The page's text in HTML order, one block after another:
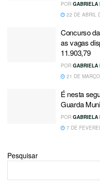
POR GABRIELA
22 DE ABRIL
Concurso
as vagas
11.903,79
POR GABRIELA
21 DE
É nesta
Guarda
POR GABRIELA
7 DE
Pesquisar